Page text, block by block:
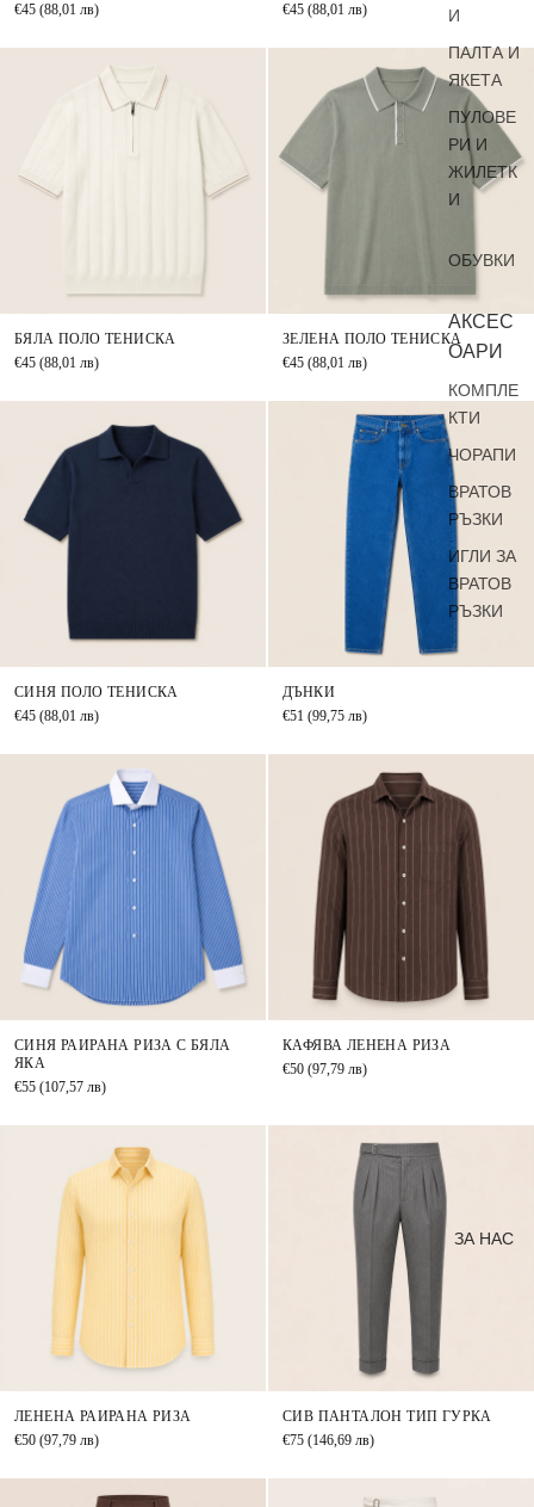
И
ПАЛТА И
ЯКЕТА
ПУЛОВЕ
РИ И
ЖИЛЕТК
И
ОБУВКИ
АКСЕС
ОАРИ
КОМПЛЕ
КТИ
ЧОРАПИ
ВРАТОВ
РЪЗКИ
ИГЛИ ЗА
ВРАТОВ
РЪЗКИ
ЗА НАС
€45 (88,01 лв)
€45 (88,01 лв)
БЯЛА ПОЛО ТЕНИСКА
€45 (88,01 лв)
ЗЕЛЕНА ПОЛО ТЕНИСКА
€45 (88,01 лв)
СИНЯ ПОЛО ТЕНИСКА
€45 (88,01 лв)
ДЪНКИ
€51 (99,75 лв)
СИНЯ РАИРАНА РИЗА С БЯЛА
ЯКА
€55 (107,57 лв)
КАФЯВА ЛЕНЕНА РИЗА
€50 (97,79 лв)
ЛЕНЕНА РАИРАНА РИЗА
€50 (97,79 лв)
СИВ ПАНТАЛОН ТИП ГУРКА
€75 (146,69 лв)